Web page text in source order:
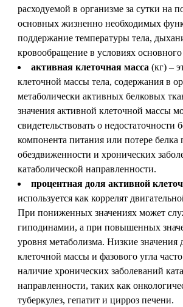
расходуемой в организме за сутки на
основных жизненно необходимых
поддержание температуры тела,
кровообращение в условиях
активная клеточная масса (кг) –
клеточной массы тела, содержания в
метаболически активных белковых
значения активной клеточной массы
свидетельствовать о недостаточности
компонента питания или потере белка
обездвиженности и хронических
катаболической направленности.
процентная доля активной
используется как коррелят
При пониженных значениях может
гиподинамии, а при повышенных
уровня метаболизма. Низкие значения
клеточной массы и фазового угла
наличие хронических заболеваний
направленности, таких как
туберкулез, гепатит и цирроз печени.